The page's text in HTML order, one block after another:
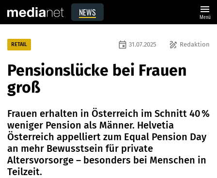
NEWS menu
Menü
RETAIL draw Redaktion
event 31.07.2025
Pensionslücke bei Frauen
groß
Frauen erhalten in Österreich im Schnitt 40 %
weniger Pension als Männer. Helvetia
Österreich appelliert zum Equal Pension Day
an mehr Bewusstsein für private
Altersvorsorge – besonders bei Menschen in
Teilzeit.